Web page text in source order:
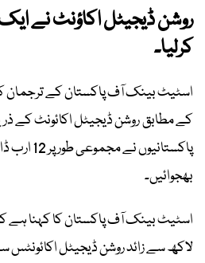
روشن ڈیجیٹل اکاؤنٹ نے
کرلیا۔
اسٹیٹ بینک آف پاکستان کے
کے مطابق روشن ڈیجیٹل اکائونٹ کے
بھجوائیں۔